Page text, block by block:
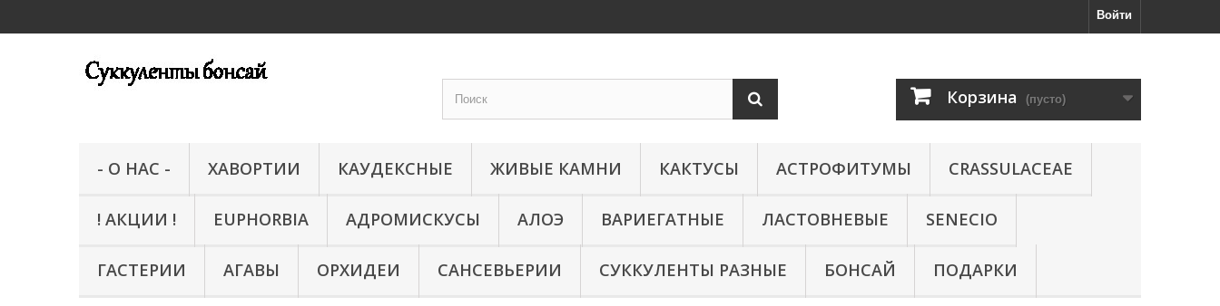
Войти
Корзина (пусто)
- О НАС - ХАВОРТИИ КАУДЕКСНЫЕ ЖИВЫЕ КАМНИ КАКТУСЫ АСТРОФИТУМЫ CRASSULACEAE
! АКЦИИ ! EUPHORBIA АДРОМИСКУСЫ АЛОЭ ВАРИЕГАТНЫЕ ЛАСТОВНЕВЫЕ SENECIO
ГАСТЕРИИ АГАВЫ ОРХИДЕИ САНСЕВЬЕРИИ СУККУЛЕНТЫ РАЗНЫЕ БОНСАЙ ПОДАРКИ